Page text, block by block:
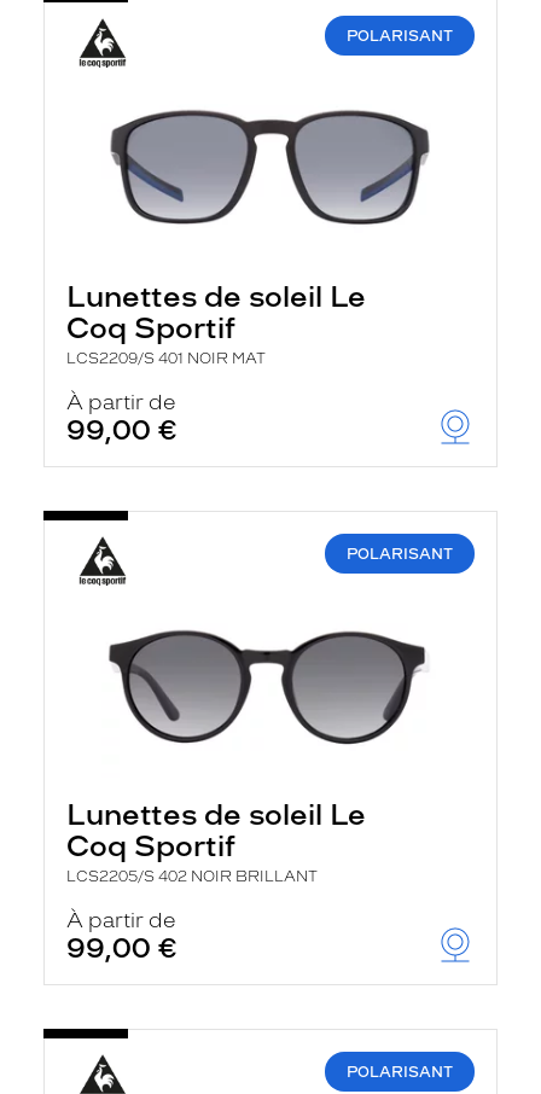
POLARISANT
Lunettes de soleil Le
Coq Sportif
LCS2209/S 401 NOIR MAT
À partir de
99,00 €
POLARISANT
Lunettes de soleil Le
Coq Sportif
LCS2205/S 402 NOIR BRILLANT
À partir de
99,00 €
POLARISANT